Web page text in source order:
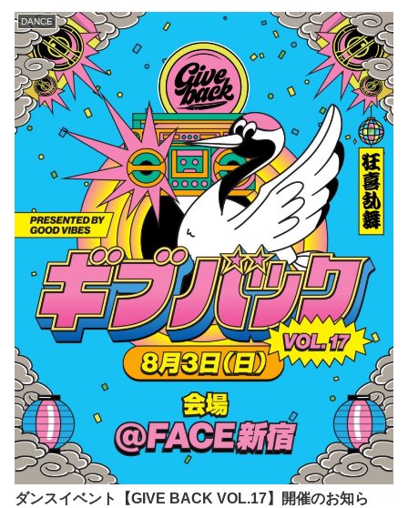
DANCE
ダンスイベント【GIVE BACK VOL.17】開催のお知ら